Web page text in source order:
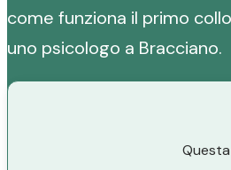
come funziona il primo
uno psicologo a Bracciano.